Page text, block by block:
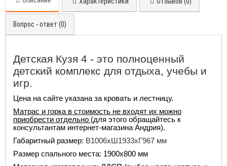
Вопрос - ответ (0)
Детская Кузя 4 - это полноценный
детский комплекс для отдыха, учебы и
игр.
Цена на сайте указана за кровать и лестницу.
Матрас и горка в стоимость не входят их можно
приобрести отдельно (для этого обращайтесь к
консультантам интернет-магазина Андрия).
Габаритный размер: В1006хШ1933хГ967 мм
Размер спального места: 1900х800 мм